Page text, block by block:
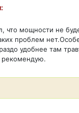
что мощности не
проблем
удобнее там
рекомендую.